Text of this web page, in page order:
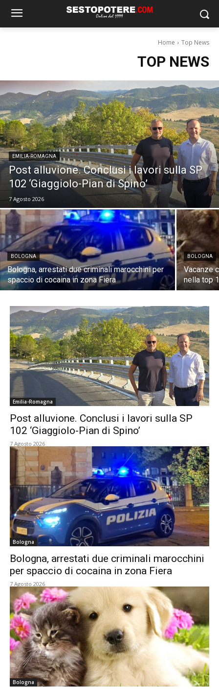
Home Top News
TOP NEWS
EMILIA-ROMAGNA
Post alluvione. Conclusi i lavori sulla SP
102 ‘Giaggiolo-Pian di Spino’
7 Agosto 2026
BOLOGNA
Bologna, arrestati due criminali marocchini per
spaccio di cocaina in zona Fiera
BOLOGNA
Vacanze
nella top
Emilia-Romagna
Post alluvione. Conclusi i lavori sulla SP
102 ‘Giaggiolo-Pian di Spino’
7 Agosto 2026
Bologna
Bologna, arrestati due criminali marocchini
per spaccio di cocaina in zona Fiera
7 Agosto 2026
Bologna